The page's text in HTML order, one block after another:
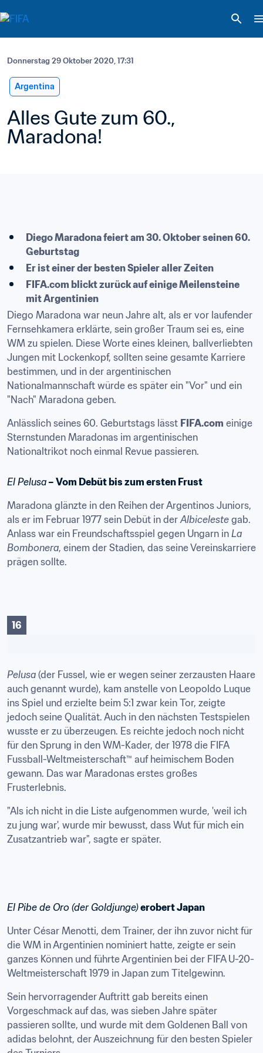
Donnerstag 29 Oktober 2020, 17:31
Argentina
Alles Gute zum 60.,
Maradona!
Diego Maradona feiert am 30. Oktober seinen 60.
Geburtstag
Er ist einer der besten Spieler aller Zeiten
FIFA.com blickt zurück auf einige Meilensteine
mit Argentinien
Diego Maradona war neun Jahre alt, als er vor laufender
Fernsehkamera erklärte, sein großer Traum sei es, eine
WM zu spielen. Diese Worte eines kleinen, ballverliebten
Jungen mit Lockenkopf, sollten seine gesamte Karriere
bestimmen, und in der argentinischen
Nationalmannschaft würde es später ein "Vor" und ein
"Nach" Maradona geben.
Anlässlich seines 60. Geburtstags lässt FIFA.com einige
Sternstunden Maradonas im argentinischen
Nationaltrikot noch einmal Revue passieren.
El Pelusa – Vom Debüt bis zum ersten Frust
Maradona glänzte in den Reihen der Argentinos Juniors,
als er im Februar 1977 sein Debüt in der Albiceleste gab.
Anlass war ein Freundschaftsspiel gegen Ungarn in La
Bombonera, einem der Stadien, das seine Vereinskarriere
prägen sollte.
16
Pelusa (der Fussel, wie er wegen seiner zerzausten Haare
auch genannt wurde), kam anstelle von Leopoldo Luque
ins Spiel und erzielte beim 5:1 zwar kein Tor, zeigte
jedoch seine Qualität. Auch in den nächsten Testspielen
wusste er zu überzeugen. Es reichte jedoch noch nicht
für den Sprung in den WM-Kader, der 1978 die FIFA
Fussball-Weltmeisterschaft™ auf heimischem Boden
gewann. Das war Maradonas erstes großes
Frusterlebnis.
"Als ich nicht in die Liste aufgenommen wurde, 'weil ich
zu jung war', wurde mir bewusst, dass Wut für mich ein
Zusatzantrieb war", sagte er später.
El Pibe de Oro (der Goldjunge) erobert Japan
Unter César Menotti, dem Trainer, der ihn zuvor nicht für
die WM in Argentinien nominiert hatte, zeigte er sein
ganzes Können und führte Argentinien bei der FIFA U-20-
Weltmeisterschaft 1979 in Japan zum Titelgewinn.
Sein hervorragender Auftritt gab bereits einen
Vorgeschmack auf das, was sieben Jahre später
passieren sollte, und wurde mit dem Goldenen Ball von
adidas belohnt, der Auszeichnung für den besten Spieler